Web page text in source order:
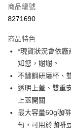
信用卡分期付款
合作金庫商業銀行
華南商業銀行
上海商業儲蓄銀行
國泰世華商業銀行
臺灣中小企業銀行
匯豐（台灣）商業銀
聯邦商業銀行
元大商業銀行
玉山商業銀行
6 期 0 利率 每期
華南商業銀行
上海商業儲蓄銀行
國泰世華商業銀行
臺灣中小企業銀行
匯豐（台灣）商業
聯邦商業銀行
元大商業銀行
12 期 0 利率
合作金庫商業銀行
上海商業儲蓄銀行
國泰世華商業銀行
臺灣中小企業銀行
匯豐（台灣）商業
超商取貨付款
LINE Pay
Apple Pay
街口支付
商品編號
8271690
商品特色
*現貨狀況會依廠
知您，謝謝。
不鏽鋼研磨杯、
透明上蓋、雙重
上蓋開關
最大容量60g咖
勻，可用於咖啡